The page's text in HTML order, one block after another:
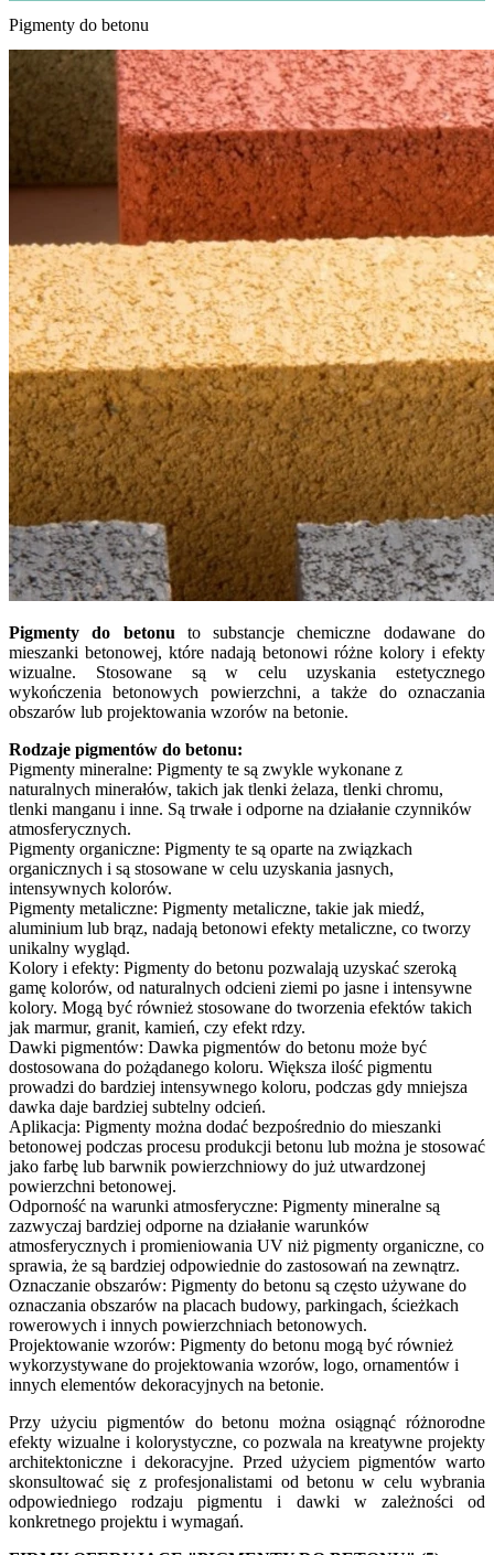
Pigmenty do betonu
Pigmenty do betonuto substancje chemiczne dodawane do
mieszanki betonowej, które nadają betonowi różne kolory i efekty
wizualne. Stosowane są w celu uzyskania estetycznego
wykończenia betonowych powierzchni, a także do oznaczania
obszarów lub projektowania wzorów na betonie.
Rodzaje pigmentów do betonu:
Pigmenty mineralne: Pigmenty te są zwykle wykonane z
naturalnych minerałów, takich jak tlenki żelaza, tlenki chromu,
tlenki manganu i inne. Są trwałe i odporne na działanie czynników
atmosferycznych.
Pigmenty organiczne: Pigmenty te są oparte na związkach
organicznych i są stosowane w celu uzyskania jasnych,
intensywnych kolorów.
Pigmenty metaliczne: Pigmenty metaliczne, takie jak miedź,
aluminium lub brąz, nadają betonowi efekty metaliczne, co tworzy
unikalny wygląd.
Kolory i efekty: Pigmenty do betonu pozwalają uzyskać szeroką
gamę kolorów, od naturalnych odcieni ziemi po jasne i intensywne
kolory. Mogą być również stosowane do tworzenia efektów takich
jak marmur, granit, kamień, czy efekt rdzy.
Dawki pigmentów: Dawka pigmentów do betonu może być
dostosowana do pożądanego koloru. Większa ilość pigmentu
prowadzi do bardziej intensywnego koloru, podczas gdy mniejsza
dawka daje bardziej subtelny odcień.
Aplikacja: Pigmenty można dodać bezpośrednio do mieszanki
betonowej podczas procesu produkcji betonu lub można je stosować
jako farbę lub barwnik powierzchniowy do już utwardzonej
powierzchni betonowej.
Odporność na warunki atmosferyczne: Pigmenty mineralne są
zazwyczaj bardziej odporne na działanie warunków
atmosferycznych i promieniowania UV niż pigmenty organiczne, co
sprawia, że są bardziej odpowiednie do zastosowań na zewnątrz.
Oznaczanie obszarów: Pigmenty do betonu są często używane do
oznaczania obszarów na placach budowy, parkingach, ścieżkach
rowerowych i innych powierzchniach betonowych.
Projektowanie wzorów: Pigmenty do betonu mogą być również
wykorzystywane do projektowania wzorów, logo, ornamentów i
innych elementów dekoracyjnych na betonie.
Przy użyciu pigmentów do betonu można osiągnąć różnorodne
efekty wizualne i kolorystyczne, co pozwala na kreatywne projekty
architektoniczne i dekoracyjne. Przed użyciem pigmentów warto
skonsultować się z profesjonalistami od betonu w celu wybrania
odpowiedniego rodzaju pigmentu i dawki w zależności od
konkretnego projektu i wymagań.